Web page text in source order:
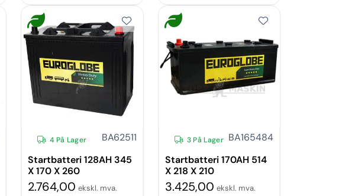
Startbatteri 128AH 345
X 170 X 260
BA62511
4 På Lager
2.764,00 ekskl. mva.
Startbatteri 170AH 514
X 218 X 210
BA165484
3 På Lager
3.425,00 ekskl. mva.